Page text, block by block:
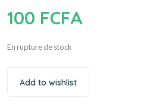
100 FCFA
En rupture de stock
Add to wishlist